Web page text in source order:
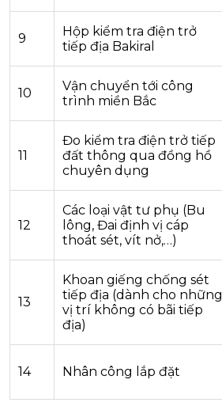
9
Hộp kiểm tra điện trở
tiếp địa Bakiral
10
Vận chuyển tới công
trình miền Bắc
11
Đo kiểm tra điện trở tiếp
đất thông qua đồng hồ
chuyên dụng
12
Các loại vật tư phụ (Bu
lông, Đai định vị cáp
thoát sét, vít nở,…)
13
Khoan giếng chống sét
tiếp địa (dành cho những
vị trí không có bãi tiếp
địa)
14 Nhân công lắp đặt